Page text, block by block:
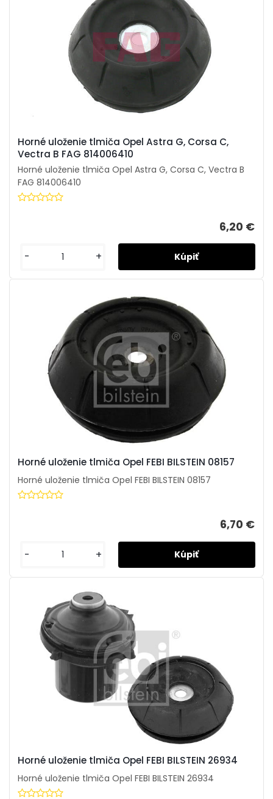
Horné uloženie tlmiča Opel Astra G, Corsa C,
Vectra B FAG 814006410
Horné uloženie tlmiča Opel Astra G, Corsa C, Vectra B
FAG 814006410
6,20 €
- +
Horné uloženie tlmiča Opel FEBI BILSTEIN 08157
Horné uloženie tlmiča Opel FEBI BILSTEIN 08157
6,70 €
- +
Horné uloženie tlmiča Opel FEBI BILSTEIN 26934
Horné uloženie tlmiča Opel FEBI BILSTEIN 26934